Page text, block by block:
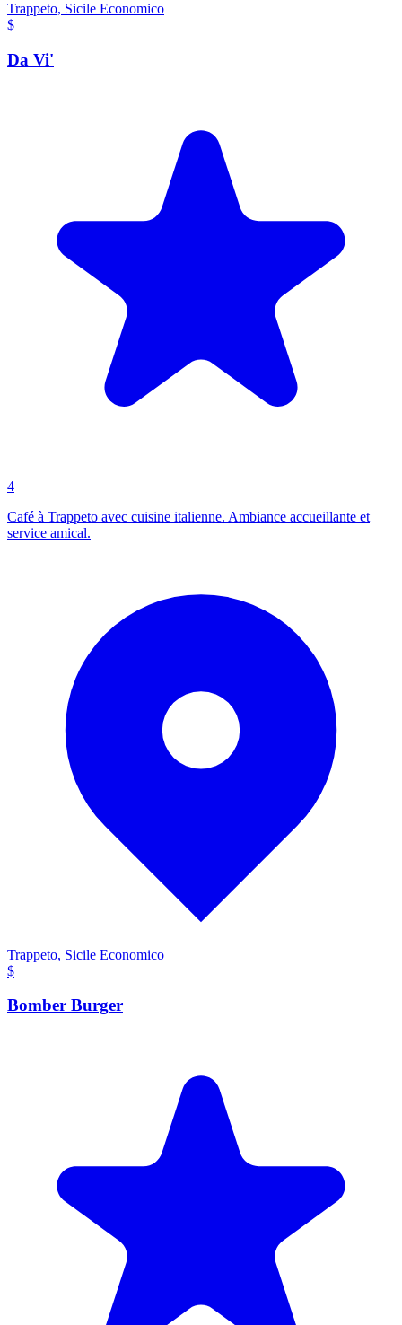
Trappeto, Sicile Economico
$
Da Vi'
4
Café à Trappeto avec cuisine italienne. Ambiance accueillante et
service amical.
Trappeto, Sicile Economico
$
Bomber Burger